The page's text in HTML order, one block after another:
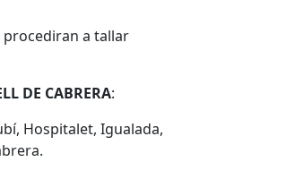
procediran a tallar
DE CABRERA:
Hospitalet, Igualada,